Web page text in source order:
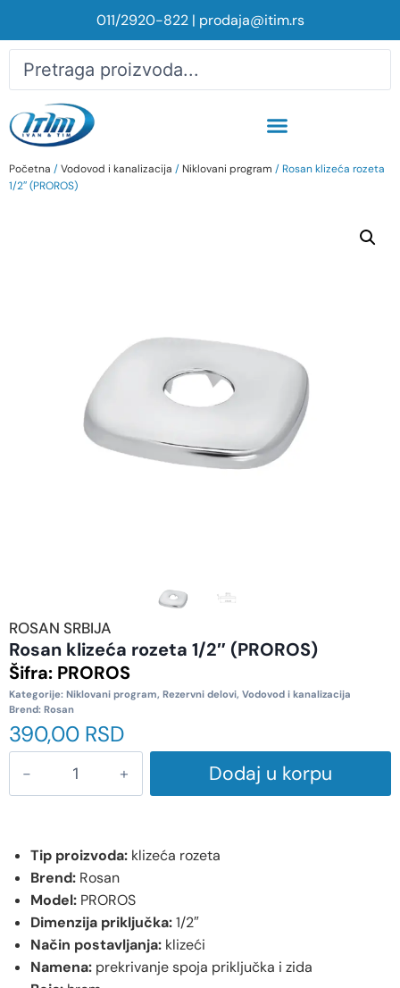
011/2920-822| prodaja@itim.rs
Početna /Vodovod i kanalizacija / Niklovani program / Rosan klizeća rozeta
1/2″ (PROROS)
ROSAN SRBIJA
Rosan klizeća rozeta 1/2″ (PROROS)
Šifra: PROROS
Kategorije: Niklovani program, Rezervni delovi, Vodovod i kanalizacija
Brend: Rosan
390,00 RSD
Dodaj u korpu
Tip proizvoda: klizeća rozeta
Brend: Rosan
Model: PROROS
Dimenzija priključka:1/2″
Način postavljanja: klizeći
Namena: prekrivanje spoja priključka i zida